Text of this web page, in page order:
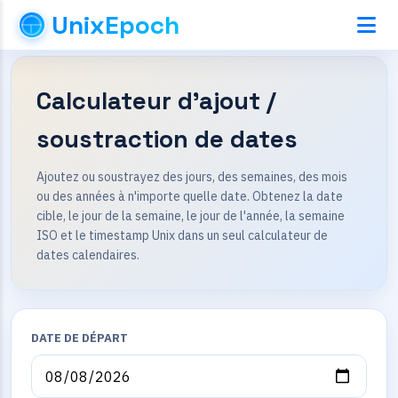
UnixEpoch
Calculateur d'ajout /
soustraction de dates
Ajoutez ou soustrayez des jours, des semaines, des mois
ou des années à n'importe quelle date. Obtenez la date
cible, le jour de la semaine, le jour de l'année, la semaine
ISO et le timestamp Unix dans un seul calculateur de
dates calendaires.
DATE DE DÉPART